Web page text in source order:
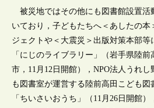
被災地ではその他にも図書館設置活
いており，子どもたちへ＜あしたの本
ジェクトや＜大震災＞出版対策本部等
「にじのライブラリー」（岩手県陸前
市，11月12日開館），NPO法人うれし
も図書室が運営する陸前高田こども図
「ちいさいおうち」（11月26日開館）